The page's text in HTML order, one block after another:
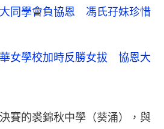
同學會負協恩 馮氏孖妹珍惜
女學校加時反勝女拔 協恩大
賽的裘錦秋中學（葵涌），與